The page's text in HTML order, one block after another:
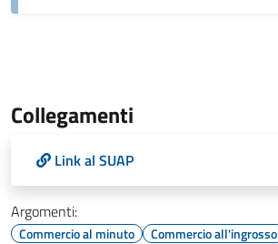
Collegamenti
Link al SUAP
Argomenti:
Commercio al minuto
Commercio all'ingrosso